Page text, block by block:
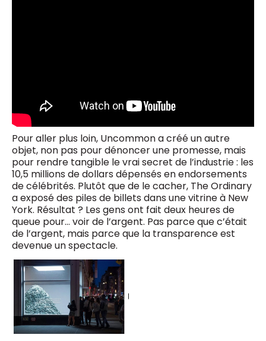
Pour aller plus loin, Uncommon a créé un autre
objet, non pas pour dénoncer une promesse, mais
pour rendre tangible le vrai secret de l’industrie : les
10,5 millions de dollars dépensés en endorsements
de célébrités. Plutôt que de le cacher, The Ordinary
a exposé des piles de billets dans une vitrine à New
York. Résultat ? Les gens ont fait deux heures de
queue pour… voir de l’argent. Pas parce que c’était
de l’argent, mais parce que la transparence est
devenue un spectacle.